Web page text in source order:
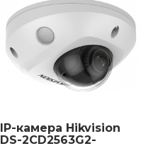
IP-камера Hikvision
DS-2CD2563G2-